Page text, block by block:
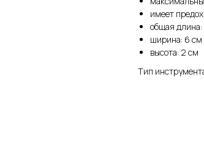
имеет
общая
ширина: 6 см
высота: 2 см
Тип